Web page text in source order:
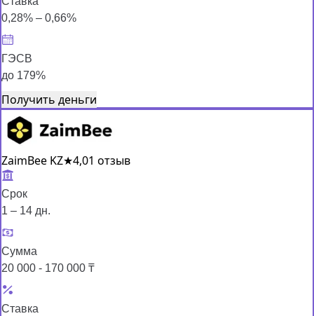
0,28% – 0,66%
ГЭСВ
до 179%
Получить деньги
ZaimBee KZ★4,01 отзыв
Срок
1 – 14 дн.
Сумма
20 000 - 170 000 ₸
Ставка